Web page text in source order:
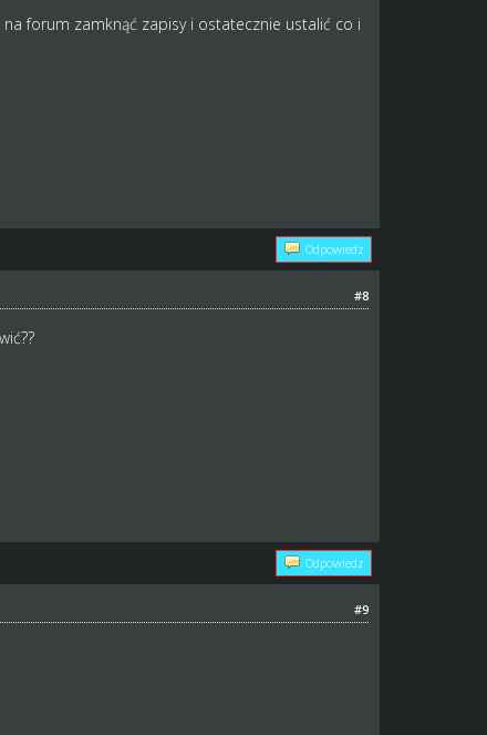
forum zamknąć zapisy i ostatecznie ustalić co i
Odpowiedz
#8
Odpowiedz
#9